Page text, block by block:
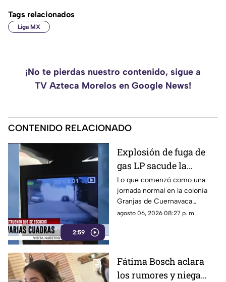
Tags relacionados
Liga MX
¡No te pierdas nuestro contenido, sigue a
TV Azteca Morelos en Google News!
CONTENIDO RELACIONADO
2:59
Explosión de fuga de
gas LP sacude la
colonia Las Granjas
Lo que comenzó como una
jornada normal en la colonia
Granjas de Cuernavaca
terminó en una movilización
agosto 06, 2026 08:27 p. m.
Fátima Bosch aclara
los rumores y niega